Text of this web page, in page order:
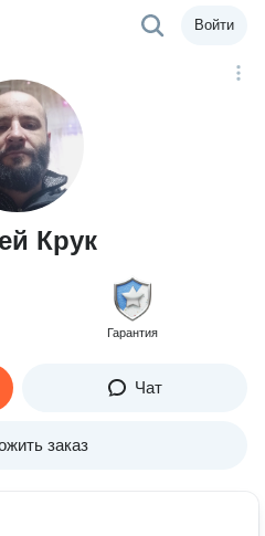
Войти
Крук
Гарантия
Чат
заказ